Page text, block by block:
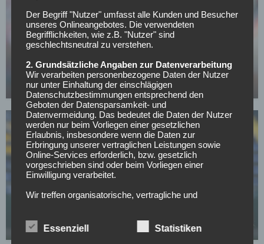
BUNDESLIGA
sollte Kompany gegen PSG vermeiden
05.05.2026
BUNDESLIGA
Nächster Rückschlag für Bayerns Nachwuchs:
05.05.2026
Der Begriff "Nutzer" umfasst alle Kunden und Besucher
unseres Onlineangebotes. Die verwendeten
Begrifflichkeiten, wie z.B. "Nutzer" sind
geschlechtsneutral zu verstehen.
2. Grundsätzliche Angaben zur Datenverarbeitung
Wir verarbeiten personenbezogene Daten der Nutzer
nur unter Einhaltung der einschlägigen
Datenschutzbestimmungen entsprechend den
Geboten der Datensparsamkeit- und
Datenvermeidung. Das bedeutet die Daten der Nutzer
werden nur beim Vorliegen einer gesetzlichen
Erlaubnis, insbesondere wenn die Daten zur
Erbringung unserer vertraglichen Leistungen sowie
Online-Services erforderlich, bzw. gesetzlich
vorgeschrieben sind oder beim Vorliegen einer
Einwilligung verarbeitet.
Wir treffen organisatorische, vertragliche und
Vorschriften der Datenschutzgesetze eingehalten
werden und um damit die durch uns verarbeiteten
Essenziell Statistiken